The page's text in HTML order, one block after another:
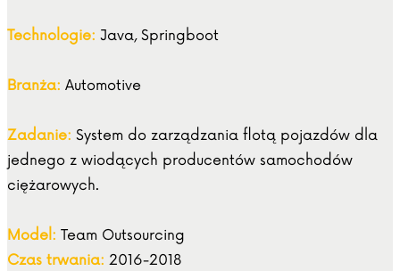
Technologie: Java, Springboot
Branża: Automotive
Zadanie: System do zarządzania flotą pojazdów dla
jednego z wiodących producentów samochodów
ciężarowych.
Model: Team Outsourcing
Czas trwania: 2016-2018